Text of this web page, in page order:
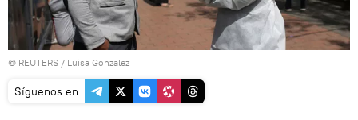
© REUTERS / Luisa Gonzalez
Síguenos en